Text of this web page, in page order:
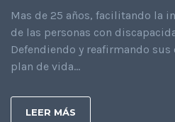
Mas de 25 años, facilitando la
de las personas con
Defendiendo y reafirmando sus
plan de vida...
LEER MÁS